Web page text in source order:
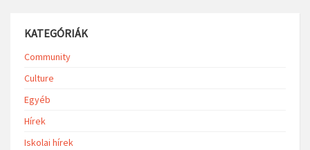
KATEGÓRIÁK
Community
Culture
Egyéb
Hírek
Iskolai hírek